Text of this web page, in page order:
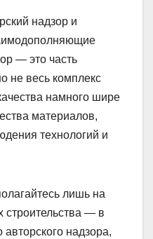
надзор и
— это часть
не весь комплекс
намного шире
материалов,
технологий и
лишь на
строительства — в
авторского надзора,